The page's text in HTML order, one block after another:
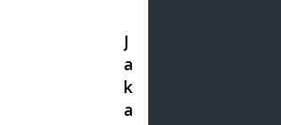
J
a
k
a